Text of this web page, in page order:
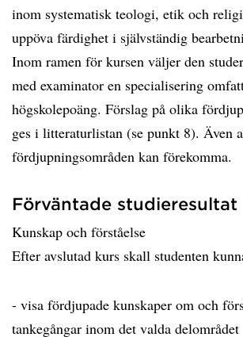
inom systematisk teologi, etik och
uppöva färdighet i självständig
Inom ramen för kursen väljer den
med examinator en specialisering
högskolepoäng. Förslag på olika
ges i litteraturlistan (se punkt 8). Även
fördjupningsområden kan förekomma.
Förväntade studieresultat
Kunskap och förståelse
Efter avslutad kurs skall studenten
- visa fördjupade kunskaper om och
tankegångar inom det valda delområdet